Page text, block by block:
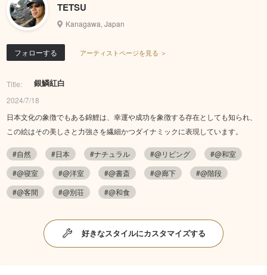
TETSU
Kanagawa, Japan
フォローする アーティストページを見る ＞
Title: 銀鱗紅白
2024/7/18
日本文化の象徴でもある錦鯉は、幸運や成功を象徴する存在としても知られ、
この絵はその美しさと力強さを繊細かつダイナミックに表現しています。
#自然 #日本 #ナチュラル #@リビング
#@和室
#@寝室
#@洋室 #@書斎 #@廊下
#@階段
#@客間
#@別荘 #@和食
好きなスタイルにカスタマイズする